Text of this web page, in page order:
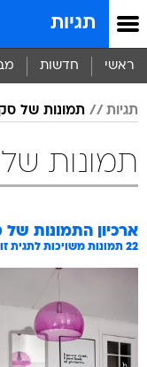
תגיות
ראשי חדשות
תגיות תמונות של
תמונות
ארכיון התמונות של
22 תמונות משויכות לתגית זו